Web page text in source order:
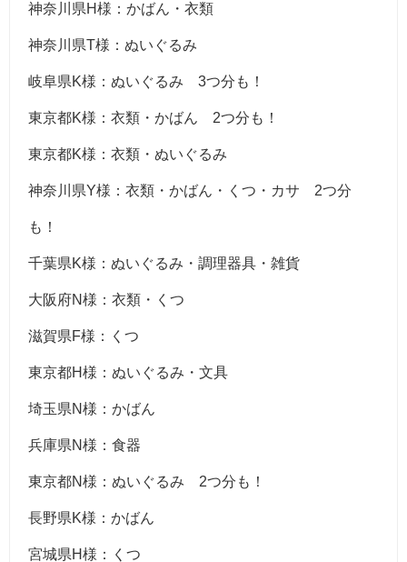
神奈川県H様：かばん・衣類
神奈川県T様：ぬいぐるみ
岐阜県K様：ぬいぐるみ 3つ分も！
東京都K様：衣類・かばん 2つ分も！
東京都K様：衣類・ぬいぐるみ
神奈川県Y様：衣類・かばん・くつ・カサ 2つ分
も！
千葉県K様：ぬいぐるみ・調理器具・雑貨
大阪府N様：衣類・くつ
滋賀県F様：くつ
東京都H様：ぬいぐるみ・文具
埼玉県N様：かばん
兵庫県N様：食器
東京都N様：ぬいぐるみ 2つ分も！
長野県K様：かばん
宮城県H様：くつ